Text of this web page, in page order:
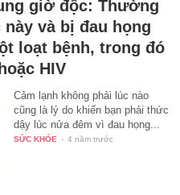
giờ độc: Thường
và bị đau họng
loạt bệnh, trong đó
HIV
Cảm lạnh không phải lúc nào
cũng là lý do khiến bạn phải thức
dậy lúc nửa đêm vì đau họng...
SỨC KHỎE - 4 năm trước